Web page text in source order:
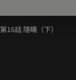
第16話 隱瞞（下）